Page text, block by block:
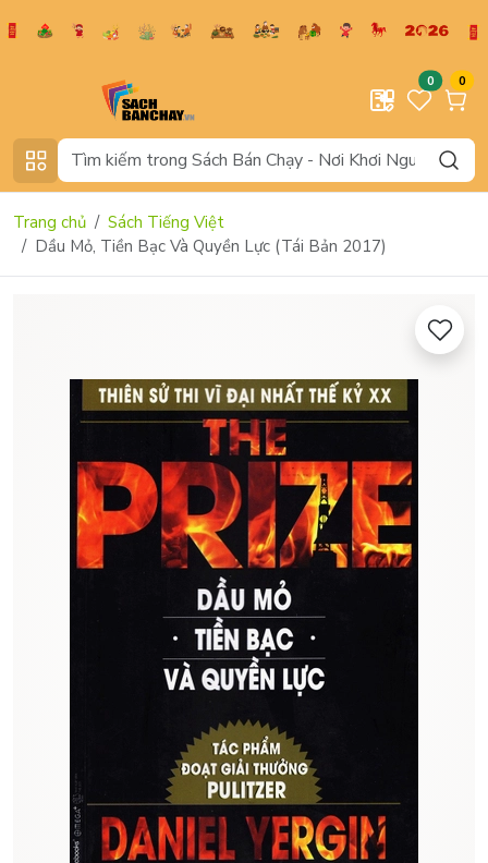
0 0
Trang chủ
Sách Tiếng Việt
Dầu Mỏ, Tiền Bạc Và Quyền Lực (Tái Bản 2017)